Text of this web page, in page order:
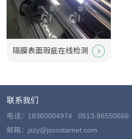
隔膜表面瑕疵在线检测
联系我们
电话： 183600049740513-86550666
邮箱：jszy@jscostarnet.com